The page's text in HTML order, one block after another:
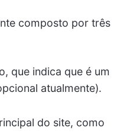
composto por três
que indica que é um
atualmente).
do site, como